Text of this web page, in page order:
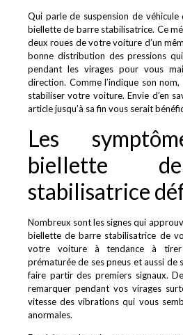
Qui parle de suspension de
biellette de barre stabilisatrice. Ce
deux roues de votre voiture d’un
bonne distribution des pressions
pendant les virages pour vous
direction. Comme l’indique son
stabiliser votre voiture. Envie d’en
article jusqu’à sa fin vous serait
Les
biellette
stabilisatrice
Nombreux sont les signes qui
biellette de barre stabilisatrice de
votre voiture à tendance à tirer
prématurée de ses pneus et aussi de
faire partir des premiers signaux.
remarquer pendant vos virages
vitesse des vibrations qui vous
anormales.